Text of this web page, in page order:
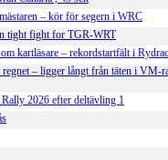
– kör för segern i WRC
tight fight for TGR-WRT
kartläsare – rekordstartfält i
regnet – ligger långt från täten i VM-
2026 efter deltävling 1